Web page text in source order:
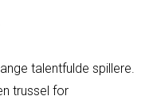
talentfulde spillere.
trussel for